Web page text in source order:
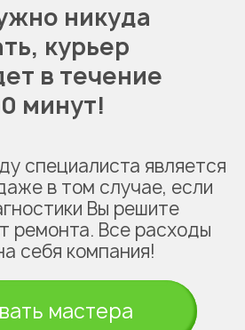
никуда
курьер
в течение
минут!
специалиста является
в том случае, если
Вы решите
ремонта. Все расходы
себя компания!
мастера